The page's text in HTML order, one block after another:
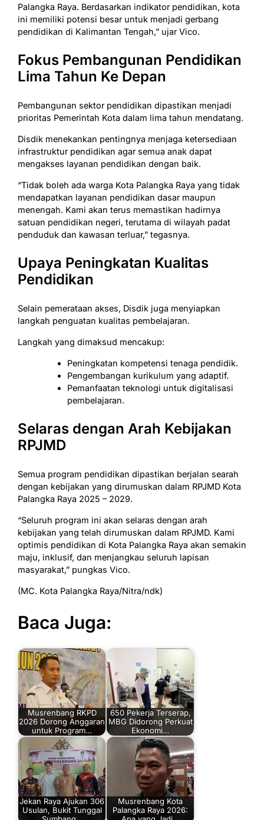
Palangka Raya. Berdasarkan indikator pendidikan, kota
ini memiliki potensi besar untuk menjadi gerbang
pendidikan di Kalimantan Tengah,” ujar Vico.
Fokus Pembangunan Pendidikan
Lima Tahun Ke Depan
Pembangunan sektor pendidikan dipastikan menjadi
prioritas Pemerintah Kota dalam lima tahun mendatang.
Disdik menekankan pentingnya menjaga ketersediaan
infrastruktur pendidikan agar semua anak dapat
mengakses layanan pendidikan dengan baik.
“Tidak boleh ada warga Kota Palangka Raya yang tidak
mendapatkan layanan pendidikan dasar maupun
menengah. Kami akan terus memastikan hadirnya
satuan pendidikan negeri, terutama di wilayah padat
penduduk dan kawasan terluar,” tegasnya.
Upaya Peningkatan Kualitas
Pendidikan
Selain pemerataan akses, Disdik juga menyiapkan
langkah penguatan kualitas pembelajaran.
Langkah yang dimaksud mencakup:
Peningkatan kompetensi tenaga pendidik.
Pengembangan kurikulum yang adaptif.
Pemanfaatan teknologi untuk digitalisasi
pembelajaran.
Selaras dengan Arah Kebijakan
RPJMD
Semua program pendidikan dipastikan berjalan searah
dengan kebijakan yang dirumuskan dalam RPJMD Kota
Palangka Raya 2025 – 2029.
“Seluruh program ini akan selaras dengan arah
kebijakan yang telah dirumuskan dalam RPJMD. Kami
optimis pendidikan di Kota Palangka Raya akan semakin
maju, inklusif, dan menjangkau seluruh lapisan
masyarakat,” pungkas Vico.
(MC. Kota Palangka Raya/Nitra/ndk)
Baca Juga:
Musrenbang RKPD
2026 Dorong Anggaran
untuk Program…
650 Pekerja Terserap,
MBG Didorong Perkuat
Ekonomi…
Jekan Raya Ajukan 306
Usulan, Bukit Tunggal
Musrenbang Kota
Palangka Raya 2026: